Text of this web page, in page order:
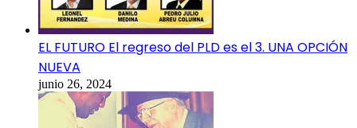
EL FUTURO El regreso del PLD es el 3. UNA OPCIÓN
NUEVA
junio 26, 2024